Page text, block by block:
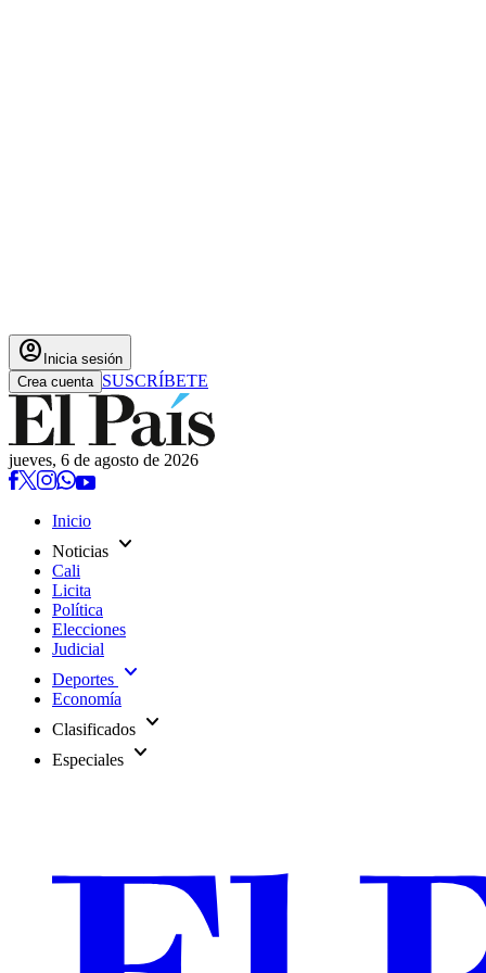
account_circle Inicia sesión
Crea cuenta SUSCRÍBETE
jueves, 6 de agosto de 2026
Inicio
Noticias expand_more
Cali
Licita
Política
Elecciones
Judicial
Deportes expand_more
Economía
Clasificados expand_more
Especiales expand_more